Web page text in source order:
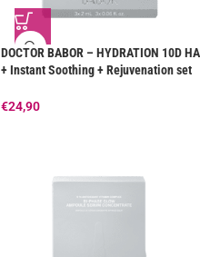
DOCTOR BABOR – HYDRATION 10D HA
+ Instant Soothing + Rejuvenation set
€24,90